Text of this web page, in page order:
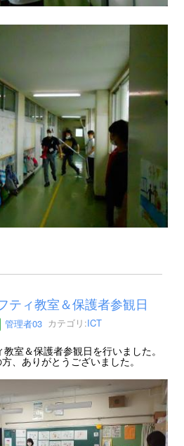
ィ教室＆保護者参観日
管理者03 カテゴリ:ICT
室＆保護者参観日を行いました。
、ありがとうございました。